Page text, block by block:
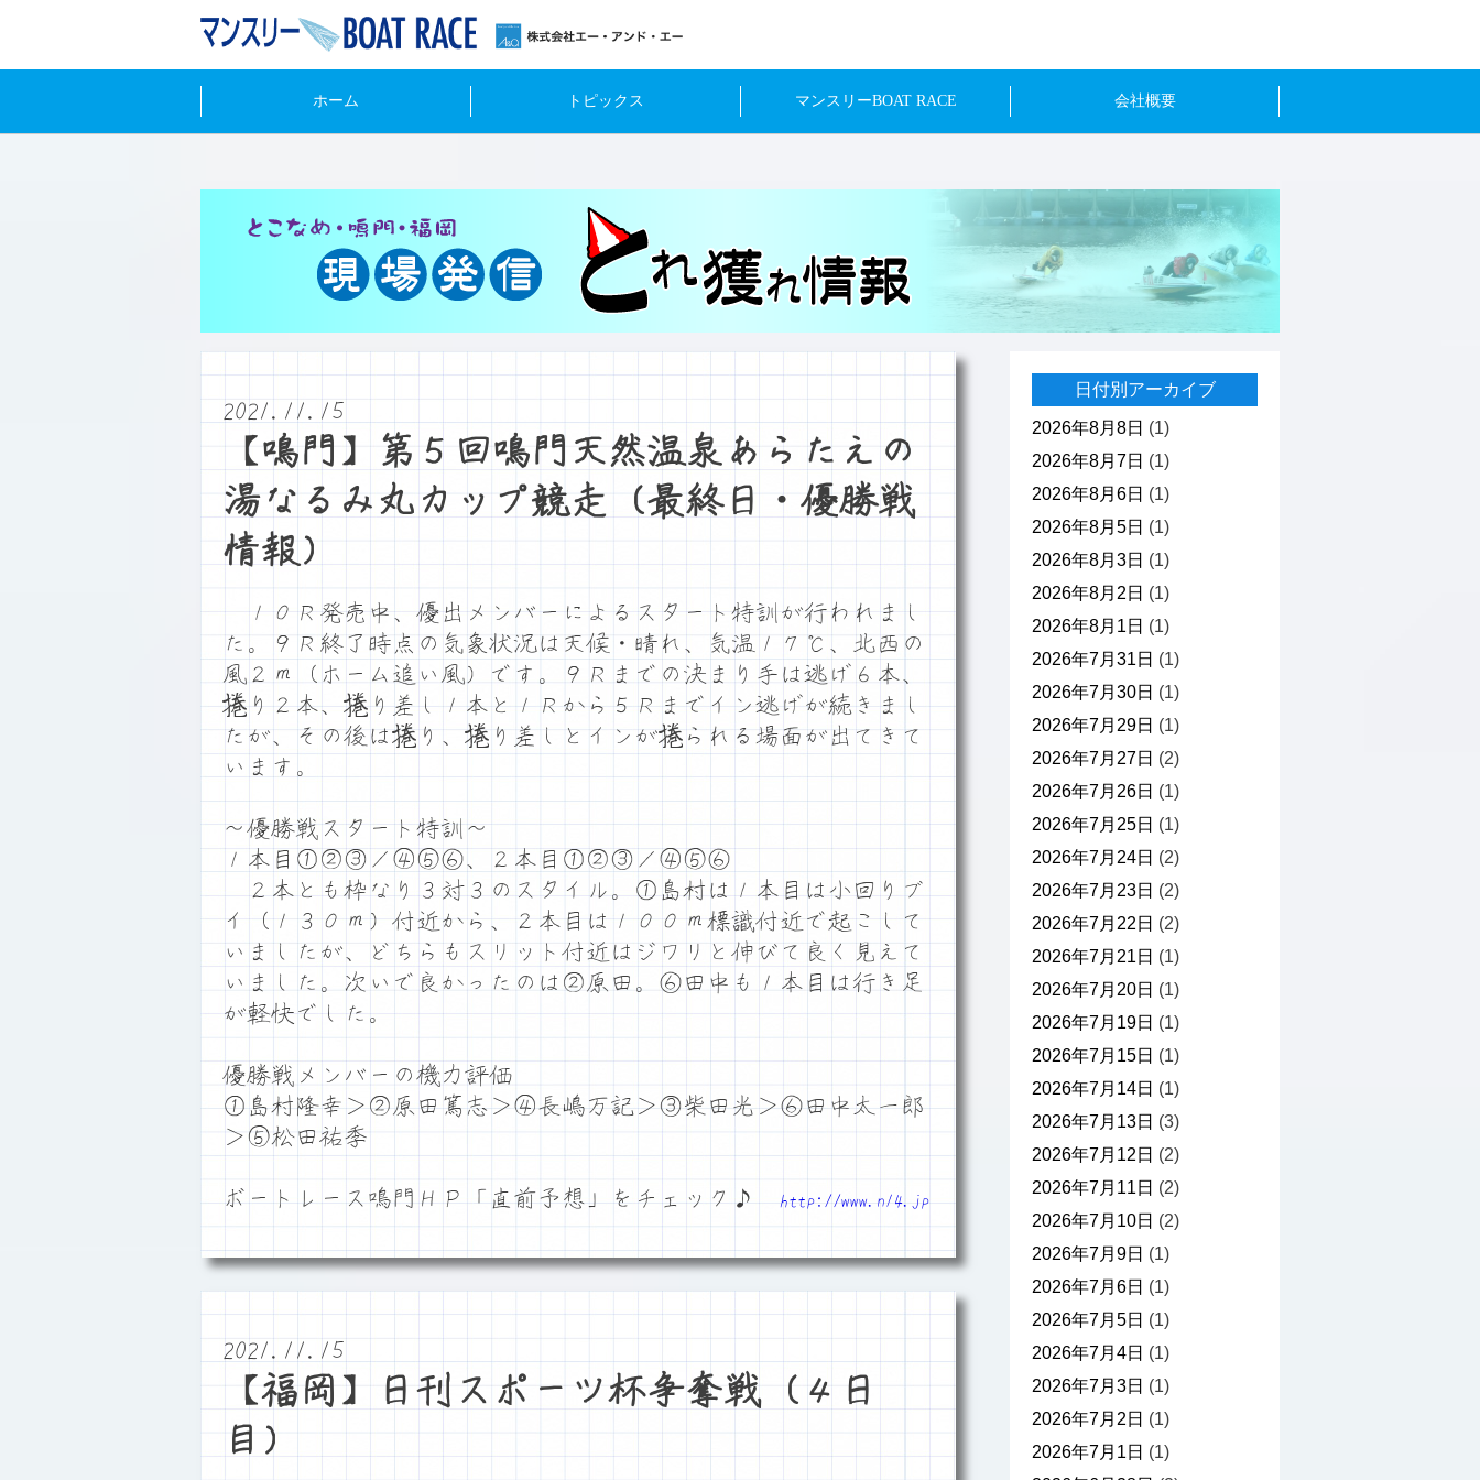
ホーム トピックス マンスリーBOAT RACE 会社概要
2021.11.15
【鳴門】第５回鳴門天然温泉あらたえの
湯なるみ丸カップ競走（最終日・優勝戦
情報）
１０Ｒ発売中、優出メンバーによるスタート特訓が行われまし
た。９Ｒ終了時点の気象状況は天候・晴れ、気温１７℃、北西の
風２ｍ（ホーム追い風）です。９Ｒまでの決まり手は逃げ６本、
捲り２本、捲り差し１本と１Ｒから５Ｒまでイン逃げが続きまし
たが、その後は捲り、捲り差しとインが捲られる場面が出てきて
います。
～優勝戦スタート特訓～
１本目①②③／④⑤⑥、２本目①②③／④⑤⑥
２本とも枠なり３対３のスタイル。①島村は１本目は小回りブ
イ（１３０ｍ）付近から、２本目は１００ｍ標識付近で起こして
いましたが、どちらもスリット付近はジワリと伸びて良く見えて
いました。次いで良かったのは②原田。⑥田中も１本目は行き足
が軽快でした。
優勝戦メンバーの機力評価
①島村隆幸＞②原田篤志＞④長嶋万記＞③柴田光＞⑥田中太一郎
＞⑤松田祐季
ボートレース鳴門ＨＰ「直前予想」をチェック♪http://www.n14.jp
2021.11.15
【福岡】日刊スポーツ杯争奪戦（４日
目）
日付別アーカイブ
2026年8月8日 (1)
2026年8月7日 (1)
2026年8月6日 (1)
2026年8月5日 (1)
2026年8月3日 (1)
2026年8月2日 (1)
2026年8月1日 (1)
2026年7月31日 (1)
2026年7月30日 (1)
2026年7月29日 (1)
2026年7月27日 (2)
2026年7月26日 (1)
2026年7月25日 (1)
2026年7月24日 (2)
2026年7月23日 (2)
2026年7月22日 (2)
2026年7月21日 (1)
2026年7月20日 (1)
2026年7月19日 (1)
2026年7月15日 (1)
2026年7月14日 (1)
2026年7月13日 (3)
2026年7月12日 (2)
2026年7月11日 (2)
2026年7月10日 (2)
2026年7月9日 (1)
2026年7月6日 (1)
2026年7月5日 (1)
2026年7月4日 (1)
2026年7月3日 (1)
2026年7月2日 (1)
2026年7月1日 (1)